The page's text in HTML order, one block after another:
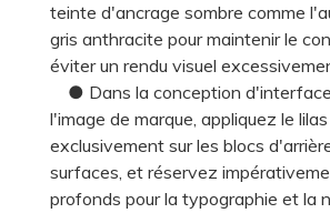
teinte d'ancrage sombre comme
gris anthracite pour maintenir le
éviter un rendu visuel
● Dans la conception
l'image de marque, appliquez le
exclusivement sur les blocs
surfaces, et réservez
profonds pour la typographie et la